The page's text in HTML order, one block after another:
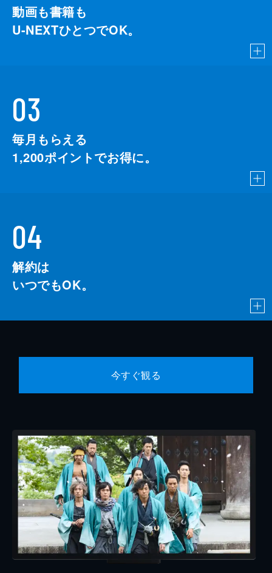
動画も書籍も
U-NEXTひとつでOK。
03
毎月もらえる
1,200ポイントでお得に。
04
解約は
いつでもOK。
今すぐ観る